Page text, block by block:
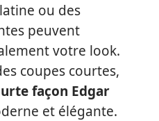
ou des
peuvent
votre look.
coupes courtes,
façon Edgar
et élégante.